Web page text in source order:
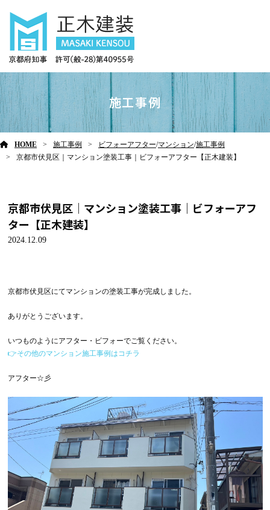
施工事例
HOME 施工事例 ビフォーアフター/マンション/施工事例
京都市伏見区｜マンション塗装工事｜ビフォーアフター【正木建装】
京都市伏見区｜マンション塗装工事｜ビフォーアフ
ター【正木建装】
2024.12.09
京都市伏見区にてマンションの塗装工事が完成しました。
ありがとうございます。
いつものようにアフター・ビフォーでご覧ください。
👉その他のマンション施工事例はコチラ
アフター☆彡